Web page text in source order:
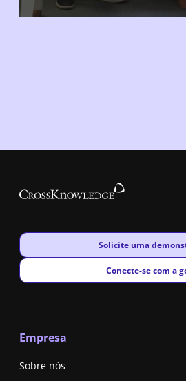
New window
Solicite uma
New window
Conecte-se com a
Empresa
Sobre nós